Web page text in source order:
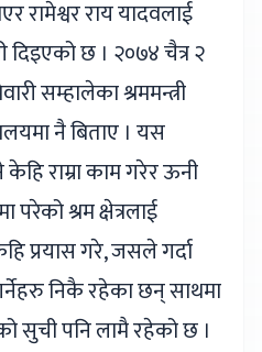
रामेश्वर राय यादवलाई
दिइएको छ । २०७४ चैत्र २
सम्हालेका श्रममन्त्री
नै बिताए । यस
केहि राम्रा काम गरेर ऊनी
श्रम क्षेत्रलाई
प्रयास गरे, जसले गर्दा
निकै रहेका छन् साथमा
सुची पनि लामै रहेको छ ।